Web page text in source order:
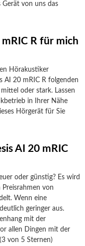
von uns das
mRIC R für mich
Hörakustiker
AI 20 mRIC R folgenden
oder stark. Lassen
in Ihrer Nähe
Hörgerät für Sie
AI 20 mRIC
oder günstig? Es wird
von
Wenn eine
geringer aus.
mit der
allen Dingen mit der
von 5 Sternen)